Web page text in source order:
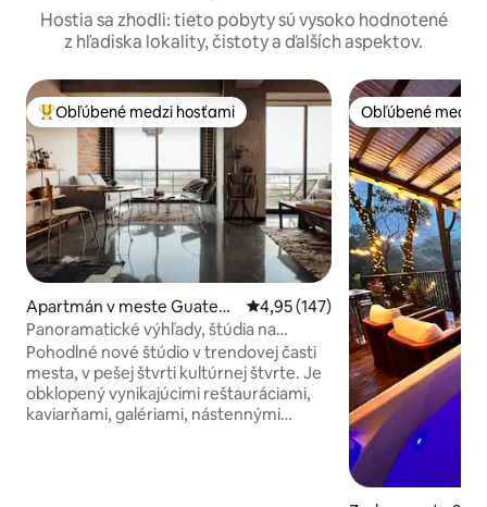
Hostia sa zhodli: tieto pobyty sú vysoko hodnotené
z hľadiska lokality, čistoty a ďalších aspektov.
Najobľúbenejšie medzi hosťami
Obľúbené medzi hosťami
Apartmán v meste Guatem
ala
Priemerné ohodnotenie 4,95 z
4,95 (147)
Panoramatické výhľady, štúdia na
najvyššom poschodí v zóne 4
Pohodlné nové štúdio v trendovej časti
mesta, v pešej štvrti kultúrnej štvrte. Je
obklopený vynikajúcimi reštauráciami,
kaviarňami, galériami, nástennými
Obľúbené medzi
Obľúbené medzi